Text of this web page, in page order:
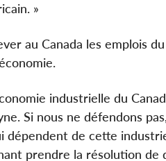
»
au Canada les emplois
industrielle du
Si nous ne défendons
dépendent de cette
prendre la résolution de